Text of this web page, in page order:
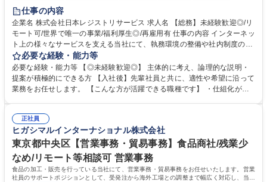
住宅手当あり
完全週休2日制
交通費支給 駅近5分以内 土日祝休み 服装自由
仕事の内容
企業名 株式会社日本レジストリサービス 求人名 【総務】未経験歓迎◎/リ
モート可/世界で唯一の事業/福利厚生◎/再雇用有 仕事の内容 インターネッ
ト上の様々なサービスを支える当社にて、執務環境の整備や社内制度の検
討、イベント運営などの幅広い業務を担当し、間接的に会社の生産性向上
や成長に貢献している部署です。 会社の全メンバーが安心して長く成果を
発揮できる環境を整えるために、毎日のメンテナンスや維持管理に加え、
新たな施策検討を積極的に行っていただき、会社全体を巻き込み課題解決
幅広い業務の体得が可能で、多様なキャリアパスを描くことも可能です。
募集職種 【総務】未経験歓迎◎/リモート可/世界で唯一の事業/福利厚生◎/
再雇用有
必要な経験・能力等
必要な経験・能力等 【◎未経験歓迎◎】 主体的に考え、論理的な説明・
提案が積極的にできる方 【入社後】先輩社員と共に、適性や希望に沿って
業務をお任せします。 【こんな方が活躍できる職種です】 ・仕組化が好
対処できる・新しいことに興味関心がある 【魅力】■自己啓発支援：資格
取得や通信教育など費用の80%（年間25万円まで）を補助 ■住宅手当：家
賃の50%（月額7万円まで）を補助 学歴・資格 学歴：大学院 大学 語学
力： 資格：
正社員
ヒガシマルインターナショナル株式会社
東京都中央区【営業事務・貿易事務】食品商社/残業少
なめ/リモート等相談可 営業事務
食品の加工・販売を行っている当社にて、営業事務・貿易事務をお任せいたします。営業
社員のサポートポジションとして、受発注から海外工場との調整まで幅広く対応し、当社